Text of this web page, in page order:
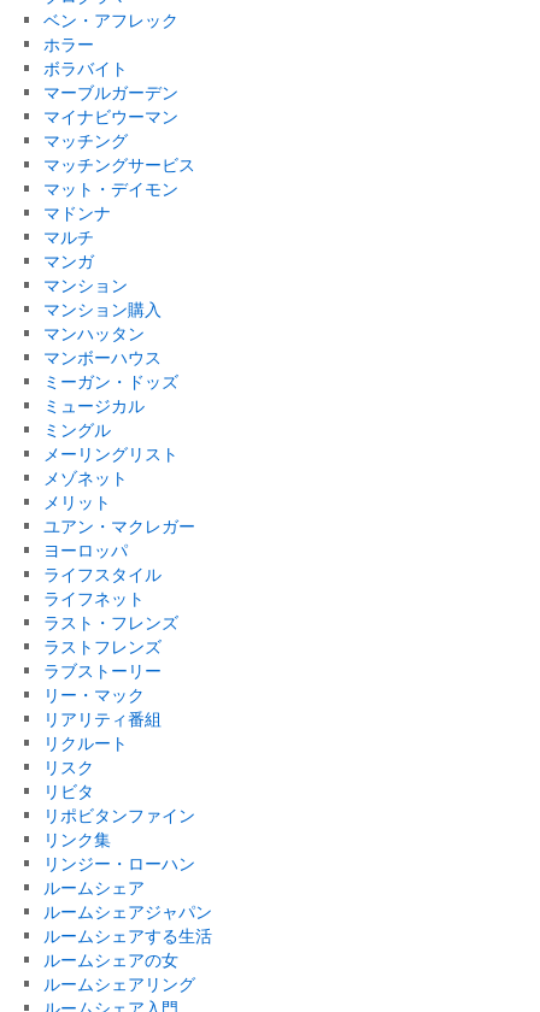
ベン・アフレック
ホラー
ボラバイト
マーブルガーデン
マイナビウーマン
マッチング
マッチングサービス
マット・デイモン
マドンナ
マルチ
マンガ
マンション
マンション購入
マンハッタン
マンボーハウス
ミーガン・ドッズ
ミュージカル
ミングル
メーリングリスト
メゾネット
メリット
ユアン・マクレガー
ヨーロッパ
ライフスタイル
ライフネット
ラスト・フレンズ
ラストフレンズ
ラブストーリー
リー・マック
リアリティ番組
リクルート
リスク
リビタ
リポビタンファイン
リンク集
リンジー・ローハン
ルームシェア
ルームシェアジャパン
ルームシェアする生活
ルームシェアの女
ルームシェアリング